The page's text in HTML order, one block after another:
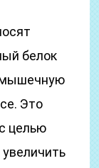
белок
мышечную
Это
целью